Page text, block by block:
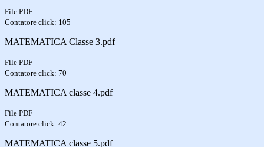
File PDF
Contatore click: 105
MATEMATICA Classe 3.pdf
File PDF
Contatore click: 70
MATEMATICA classe 4.pdf
File PDF
Contatore click: 42
MATEMATICA classe 5.pdf